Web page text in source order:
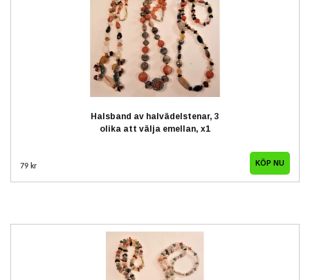
Halsband av halvädelstenar, 3
olika att välja emellan, x1
79 kr KÖP NU